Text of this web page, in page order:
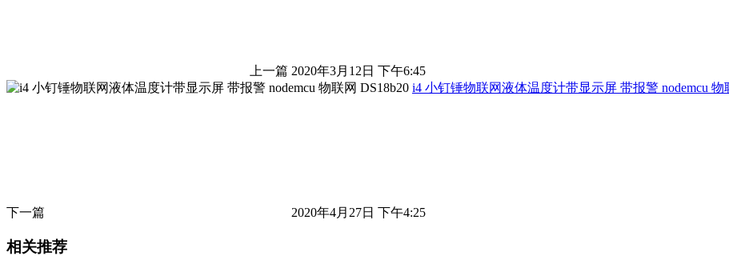
上一篇 2020年3月12日 下午6:45
i4 小钉锤物联网液体温度计带显示屏 带报警 nodemcu 物
下一篇 2020年4月27日 下午4:25
相关推荐